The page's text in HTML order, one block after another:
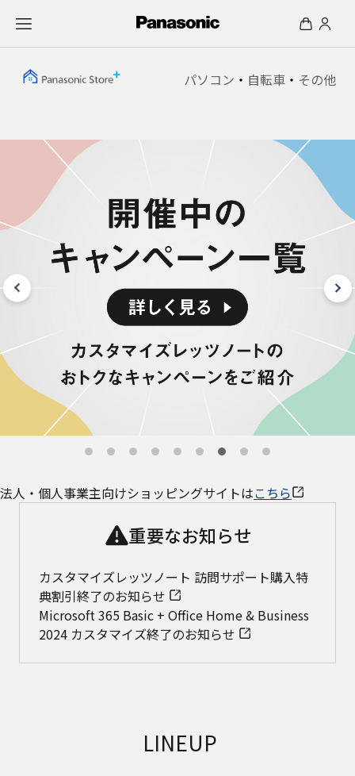
パソコン ・ 自転車 ・ その他
法人・個人事業主向けショッピングサイトはこちら
重要なお知らせ
カスタマイズレッツノート 訪問サポート購入特
典割引終了のお知らせ
Microsoft 365 Basic + Office Home & Business
2024 カスタマイズ終了のお知らせ
LINEUP